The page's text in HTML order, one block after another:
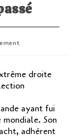
droite
ayant fui
Son
adhérent